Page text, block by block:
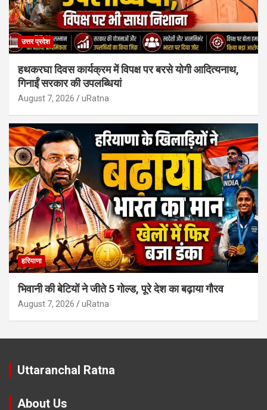
उत्तर प्रदेश
हथकरघा दिवस कार्यक्रम में विपक्ष पर बरसे योगी आदित्यनाथ,
गिनाईं सरकार की उपलब्धियां
August 7, 2026 uRatna
हरियाणा
भिवानी की बेटियों ने जीते 5 गोल्ड, पूरे देश का बढ़ाया गौरव
August 7, 2026 uRatna
Uttaranchal Ratna
About Us